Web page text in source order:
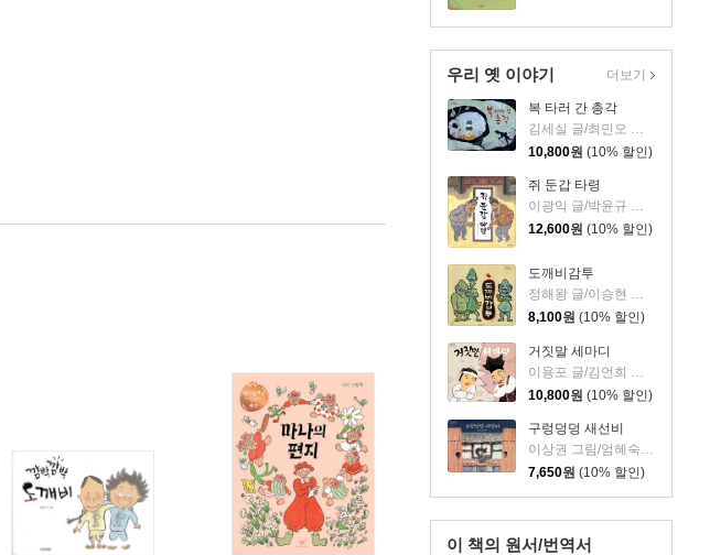
우리 옛 이야기
복 타러 간 총각
김세실 글/최민오 그림
10,800원 (10% 할인)
쥐 둔갑 타령
이광익 글/박윤규 그림
12,600원 (10% 할인)
도깨비감투
정해왕 글/이승현 그림
8,100원 (10% 할인)
거짓말 세마디
이용포 글/김언희 그림
10,800원 (10% 할인)
구렁덩덩 새선비
이상권 그림/엄혜숙 글
7,650원 (10% 할인)
더보기
이 책의 원서/번역서